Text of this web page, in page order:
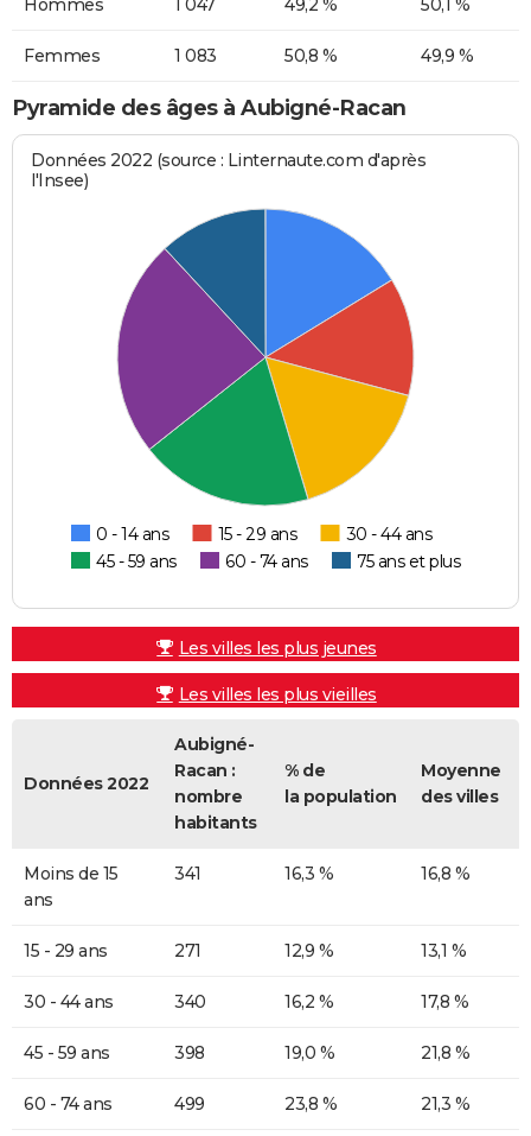
Hommes 1 047 49,2 % 50,1 %
Femmes 1 083 50,8 % 49,9 %
Pyramide des âges à Aubigné-Racan
Données 2022 (source : Linternaute.com d'après
l'Insee)
0 - 14 ans 15 - 29 ans
30 - 44 ans
45 - 59 ans
60 - 74 ans 75 ans et plus
Les villes les plus jeunes
Les villes les plus vieilles
Données 2022
Aubigné-
Racan :
nombre
habitants
% de
la population
Moyenne
des villes
Moins de 15
ans
341 16,3 % 16,8 %
15 - 29 ans 271 12,9 % 13,1 %
30 - 44 ans 340 16,2 % 17,8 %
45 - 59 ans 398 19,0 % 21,8 %
60 - 74 ans 499 23,8 % 21,3 %